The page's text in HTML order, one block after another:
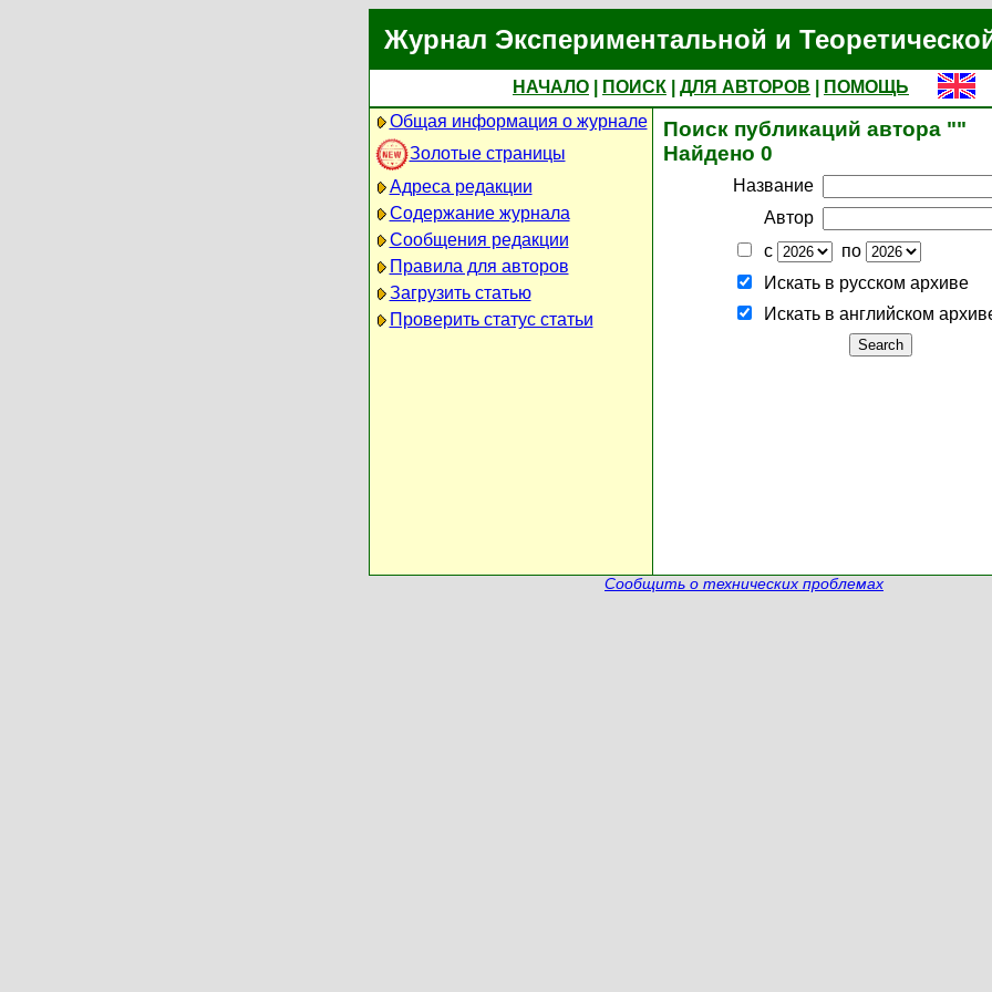
Журнал Экспериментальной и
НАЧАЛО ПОИСК ДЛЯ АВТОРОВ
ПОМОЩЬ
Общая информация о журнале
Золотые страницы
Адреса редакции
Содержание журнала
Сообщения редакции
Правила для авторов
Загрузить статью
Проверить статус статьи
Поиск публикаций автора ""
Найдено 0
Название
Автор
с
по
Искать в русском архиве
Искать в английском
Сообщить о технических проблемах